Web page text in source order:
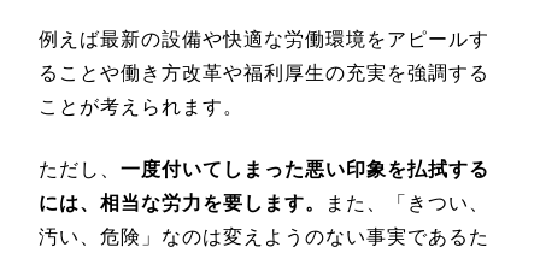
例えば最新の設備や快適な労働環境をアピールす
ることや働き方改革や福利厚生の充実を強調する
ことが考えられます。
ただし、 一度付いてしまった悪い印象を払拭する
には、相当な労力を要します。
また、「きつい、
汚い、危険」なのは変えようのない事実であるた